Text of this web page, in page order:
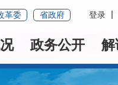
革委 省政府 登录
政务公开 解